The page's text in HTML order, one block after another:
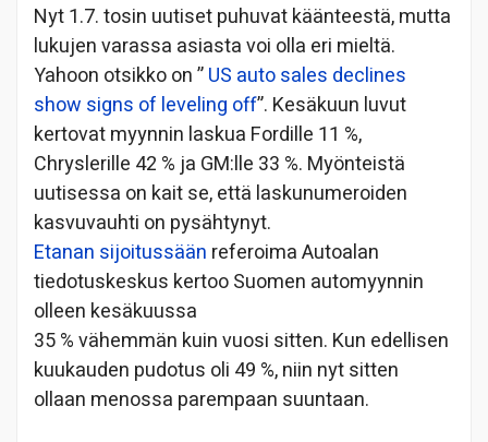
Nyt 1.7. tosin uutiset puhuvat käänteestä, mutta
lukujen varassa asiasta voi olla eri mieltä.
Yahoon otsikko on ”US auto sales declines
show signs of leveling off”. Kesäkuun luvut
kertovat myynnin laskua Fordille 11 %,
Chryslerille 42 % ja GM:lle 33 %. Myönteistä
uutisessa on kait se, että laskunumeroiden
kasvuvauhti on pysähtynyt.
Etanan sijoitussään referoima Autoalan
tiedotuskeskus kertoo Suomen automyynnin
olleen kesäkuussa
35 % vähemmän kuin vuosi sitten. Kun edellisen
kuukauden pudotus oli 49 %, niin nyt sitten
ollaan menossa parempaan suuntaan.